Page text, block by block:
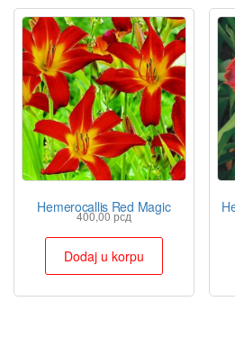
Hemerocallis Red Magic
400,00рсд
Dodaj u korpu